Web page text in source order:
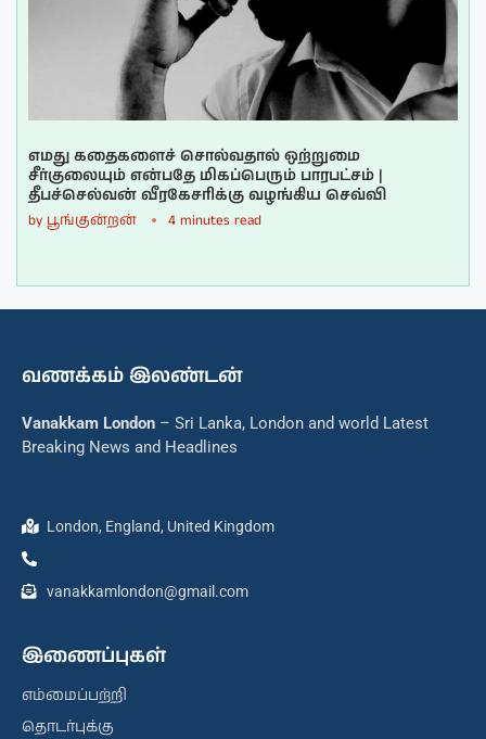
எமது கதைகளைச் சொல்வதால் ஒற்றுமை
சீர்குலையும் என்பதே மிகப்பெரும் பாரபட்சம் |
தீபச்செல்வன் வீரகேசரிக்கு வழங்கிய செவ்வி
by பூங்குன்றன் 4 minutes read
வணக்கம் இலண்டன்
Vanakkam London – Sri Lanka, London and world Latest
Breaking News and Headlines
London, England, United Kingdom
vanakkamlondon@gmail.com
இணைப்புகள்
எம்மைப்பற்றி
தொடர்புக்கு